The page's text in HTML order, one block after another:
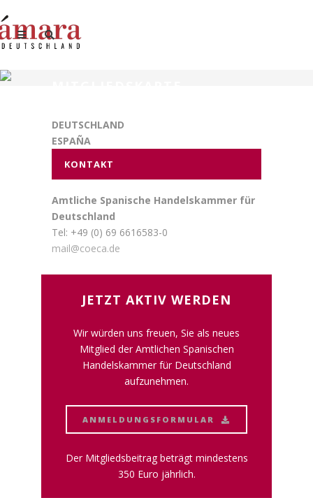
DEUTSCHLAND
ESPAÑA
KONTAKT
Amtliche Spanische Handelskammer für
Deutschland
Tel: +49 (0) 69 6616583-0
mail@coeca.de
JETZT AKTIV WERDEN
Wir würden uns freuen, Sie als neues
Mitglied der Amtlichen Spanischen
Handelskammer für Deutschland
aufzunehmen.
ANMELDUNGSFORMULAR
Der Mitgliedsbeitrag beträgt mindestens
350 Euro jährlich.